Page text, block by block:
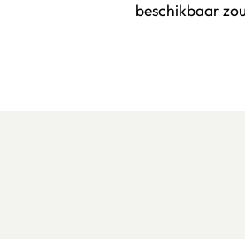
beschikbaar